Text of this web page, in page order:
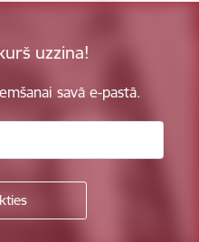
uzzina!
savā e-pastā.